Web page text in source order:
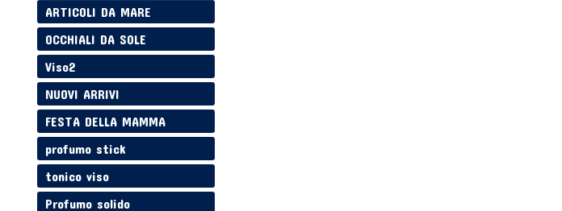
ARTICOLI DA MARE
OCCHIALI DA SOLE
Viso2
NUOVI ARRIVI
FESTA DELLA MAMMA
profumo stick
tonico viso
Profumo solido